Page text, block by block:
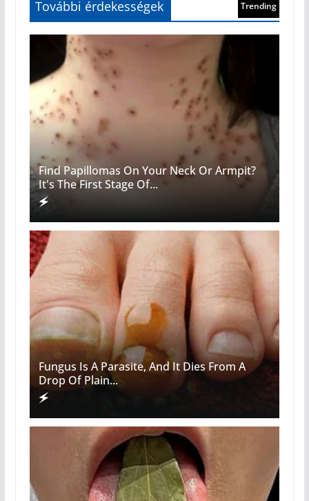
Find Papillomas On Your Neck Or Armpit?
It's The First Stage Of...
Fungus Is A Parasite, And It Dies From A
Drop Of Plain...